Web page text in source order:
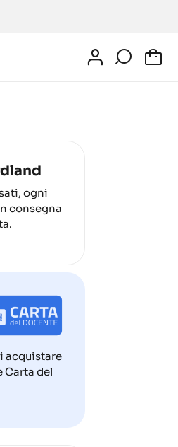
ogni
consegna
acquistare
Carta del